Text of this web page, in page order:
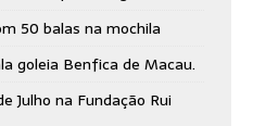
50 balas na mochila
goleia Benfica de Macau.
Julho na Fundação Rui